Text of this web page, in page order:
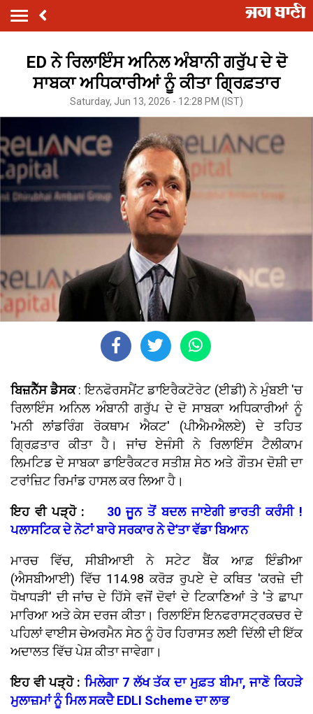
ED ਨੇ ਰਿਲਾਇੰਸ ਅਨਿਲ ਅੰਬਾਨੀ ਗਰੁੱਪ ਦੇ ਦੋ
ਸਾਬਕਾ ਅਧਿਕਾਰੀਆਂ ਨੂੰ ਕੀਤਾ ਗ੍ਰਿਫ਼ਤਾਰ
Saturday, Jun 13, 2026 - 12:28 PM (IST)
ਬਿਜ਼ਨੈੱਸ ਡੈਸਕ: ਇਨਫੋਰਸਮੈਂਟ ਡਾਇਰੈਕਟੋਰੇਟ (ਈਡੀ) ਨੇ ਮੁੰਬਈ 'ਚ
ਰਿਲਾਇੰਸ ਅਨਿਲ ਅੰਬਾਨੀ ਗਰੁੱਪ ਦੇ ਦੋ ਸਾਬਕਾ ਅਧਿਕਾਰੀਆਂ ਨੂੰ
'ਮਨੀ ਲਾਂਡਰਿੰਗ ਰੋਕਥਾਮ ਐਕਟ' (ਪੀਐਮਐਲਏ) ਦੇ ਤਹਿਤ
ਗ੍ਰਿਫ਼ਤਾਰ ਕੀਤਾ ਹੈ। ਜਾਂਚ ਏਜੰਸੀ ਨੇ ਰਿਲਾਇੰਸ ਟੈਲੀਕਾਮ
ਲਿਮਟਿਡ ਦੇ ਸਾਬਕਾ ਡਾਇਰੈਕਟਰ ਸਤੀਸ਼ ਸੇਠ ਅਤੇ ਗੌਤਮ ਦੋਸ਼ੀ ਦਾ
ਟਰਾਂਜ਼ਿਟ ਰਿਮਾਂਡ ਹਾਸਲ ਕਰ ਲਿਆ ਹੈ।
ਇਹ ਵੀ ਪੜ੍ਹੋ :
30 ਜੂਨ ਤੋਂ ਬਦਲ ਜਾਏਗੀ ਭਾਰਤੀ ਕਰੰਸੀ !
ਪਲਾਸਟਿਕ ਦੇ ਨੋਟਾਂ ਬਾਰੇ ਸਰਕਾਰ ਨੇ ਦੇ'ਤਾ ਵੱਡਾ ਬਿਆਨ
ਮਾਰਚ ਵਿੱਚ, ਸੀਬੀਆਈ ਨੇ ਸਟੇਟ ਬੈਂਕ ਆਫ਼ ਇੰਡੀਆ
(ਐਸਬੀਆਈ) ਵਿੱਚ 114.98 ਕਰੋੜ ਰੁਪਏ ਦੇ ਕਥਿਤ 'ਕਰਜ਼ੇ ਦੀ
ਧੋਖਾਧੜੀ' ਦੀ ਜਾਂਚ ਦੇ ਹਿੱਸੇ ਵਜੋਂ ਦੋਵਾਂ ਦੇ ਟਿਕਾਣਿਆਂ ਤੇ 'ਤੇ ਛਾਪਾ
ਮਾਰਿਆ ਅਤੇ ਕੇਸ ਦਰਜ ਕੀਤਾ। ਰਿਲਾਇੰਸ ਇਨਫਰਾਸਟ੍ਰਕਚਰ ਦੇ
ਪਹਿਲਾਂ ਵਾਈਸ ਚੇਅਰਮੈਨ ਸੇਠ ਨੂੰ ਹੋਰ ਹਿਰਾਸਤ ਲਈ ਦਿੱਲੀ ਦੀ ਇੱਕ
ਅਦਾਲਤ ਵਿੱਚ ਪੇਸ਼ ਕੀਤਾ ਜਾਵੇਗਾ।
ਇਹ ਵੀ ਪੜ੍ਹੋ :ਮਿਲੇਗਾ 7 ਲੱਖ ਤੱਕ ਦਾ ਮੁਫ਼ਤ ਬੀਮਾ, ਜਾਣੋ ਕਿਹੜੇ
ਮੁਲਾਜ਼ਮਾਂ ਨੂੰ ਮਿਲ ਸਕਦੈ EDLI Scheme ਦਾ ਲਾਭ